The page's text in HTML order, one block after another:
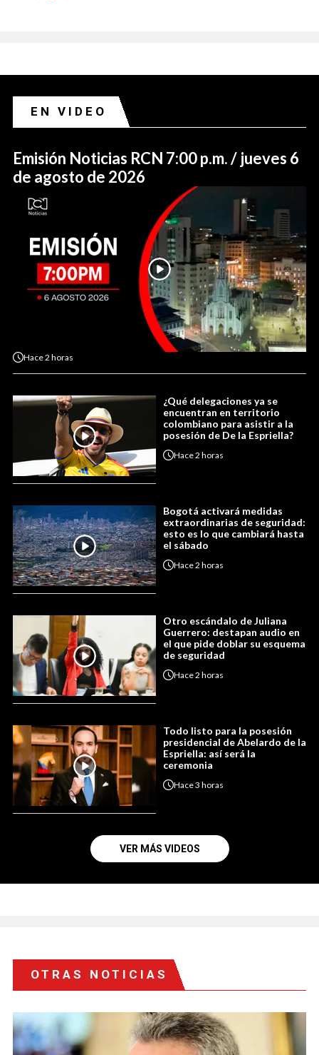
EN VIDEO
Emisión Noticias RCN 7:00 p.m. / jueves 6
de agosto de 2026
Hace2 horas
¿Qué delegaciones ya se
encuentran en territorio
colombiano para asistir a la
posesión de De la Espriella?
Hace2 horas
Bogotá activará medidas
extraordinarias de seguridad:
esto es lo que cambiará hasta
el sábado
Hace2 horas
Otro escándalo de Juliana
Guerrero: destapan audio en
el que pide doblar su esquema
de seguridad
Hace2 horas
Todo listo para la posesión
presidencial de Abelardo de la
Espriella: así será la
ceremonia
Hace3 horas
VER MÁS VIDEOS
OTRAS NOTICIAS